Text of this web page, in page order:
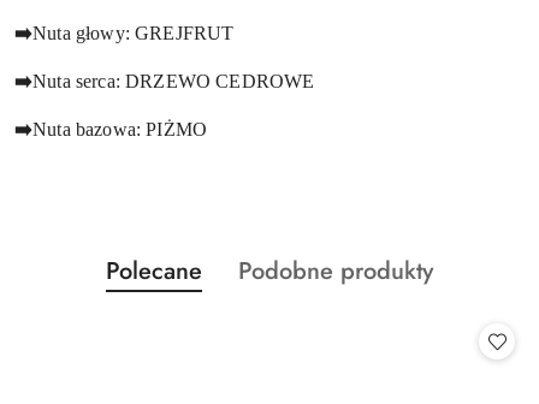
➡️Nuta głowy: GREJFRUT
➡️Nuta serca: DRZEWO CEDROWE
➡️Nuta bazowa: PIŻMO
Pomiń karuzelę produktów
Produkty
o
Polecane
Produkty
Podobne produkty